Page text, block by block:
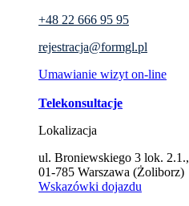
+48 22 666 95 95
rejestracja@formgl.pl
Umawianie wizyt on-line
Telekonsultacje
Lokalizacja
ul. Broniewskiego 3 lok. 2.1.,
01-785 Warszawa (Żoliborz)
Wskazówki dojazdu